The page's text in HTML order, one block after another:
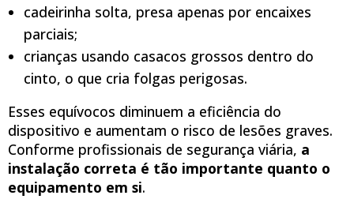
cadeirinha solta, presa apenas por encaixes
parciais;
crianças usando casacos grossos dentro do
cinto, o que cria folgas perigosas.
Esses equívocos diminuem a eficiência do
dispositivo e aumentam o risco de lesões graves.
Conforme profissionais de segurança viária, a
instalação correta é tão importante quanto o
equipamento em si.